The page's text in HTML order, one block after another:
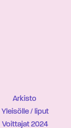
Arkisto
Yleisölle / liput
Voittajat 2024